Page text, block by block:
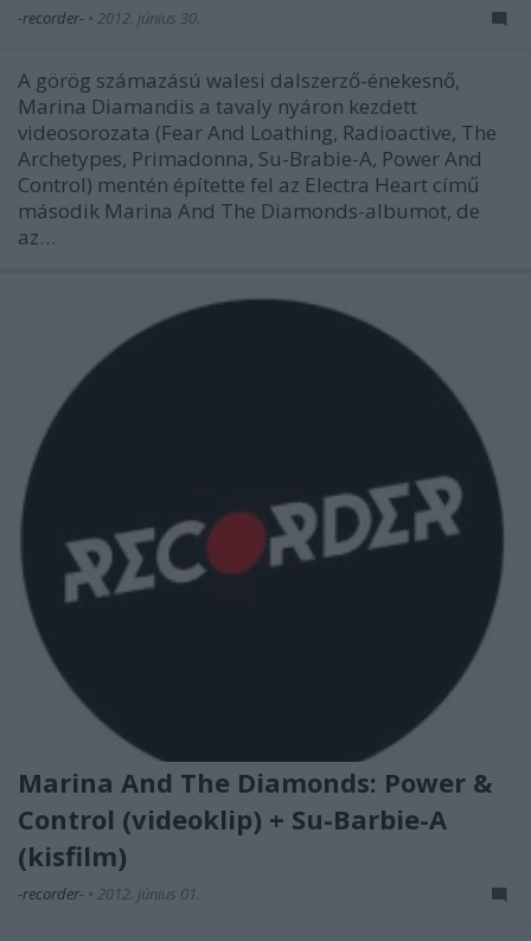
-recorder- • 2012. június 30.
A görög számazású walesi dalszerző-énekesnő,
Marina Diamandis a tavaly nyáron kezdett
videosorozata (Fear And Loathing, Radioactive, The
Archetypes, Primadonna, Su-Brabie-A, Power And
Control) mentén építette fel az Electra Heart című
második Marina And The Diamonds-albumot, de
az…
Marina And The Diamonds: Power &
Control (videoklip) + Su-Barbie-A
(kisfilm)
-recorder- • 2012. június 01.